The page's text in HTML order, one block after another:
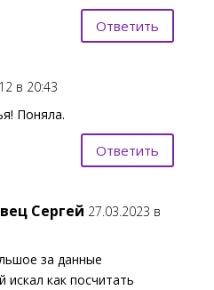
Ответить
в 20:43
Поняла.
Ответить
Сергей 27.03.2023 в
за данные
искал как посчитать